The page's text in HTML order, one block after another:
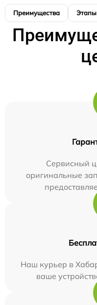
Преимущества
Сервисный
оригинальные
Наш курьер в
ваше